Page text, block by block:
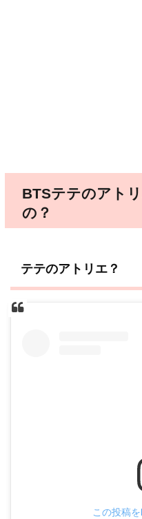
BTSテテのアト
の？
テテのアトリエ？
この投稿